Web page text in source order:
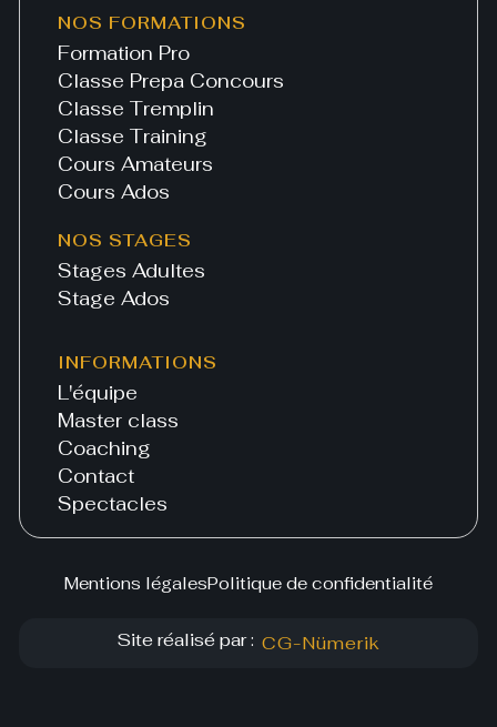
NOS FORMATIONS
Formation Pro
Classe Prepa Concours
Classe Tremplin
Classe Training
Cours Amateurs
Cours Ados
NOS STAGES
Stages Adultes
Stage Ados
INFORMATIONS
L'équipe
Master class
Coaching
Contact
Spectacles
Mentions légalesPolitique de confidentialité
Site réalisé par : CG-Nümerik